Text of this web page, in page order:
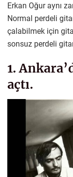
Erkan Oğur aynı
Normal perdeli
çalabilmek için
sonsuz perdeli
1.
açtı.